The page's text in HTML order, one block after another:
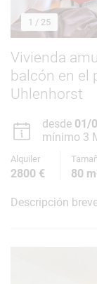
1 / 25
Vivienda
balcón en el
Uhlenhorst
desde 01/
mínimo 3
Alquiler
2800 € 80
Descripción